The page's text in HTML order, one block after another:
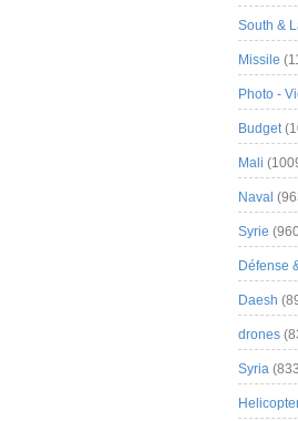
South &
Missile
Photo -
Budget
Mali
Naval
Syrie
Défense
Daesh
drones
Syria